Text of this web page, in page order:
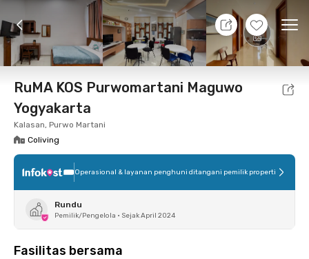
+11
7 Agt 26 - Belum tahu
Foto Fasilitas bersama Lokasi Kamar
RuMA KOS Purwomartani Maguwo
Yogyakarta
Kalasan, Purwo Martani
Coliving
Operasional & layanan penghuni ditangani pemilik properti
Rundu
Pemilik/Pengelola • Sejak April 2024
Fasilitas bersama